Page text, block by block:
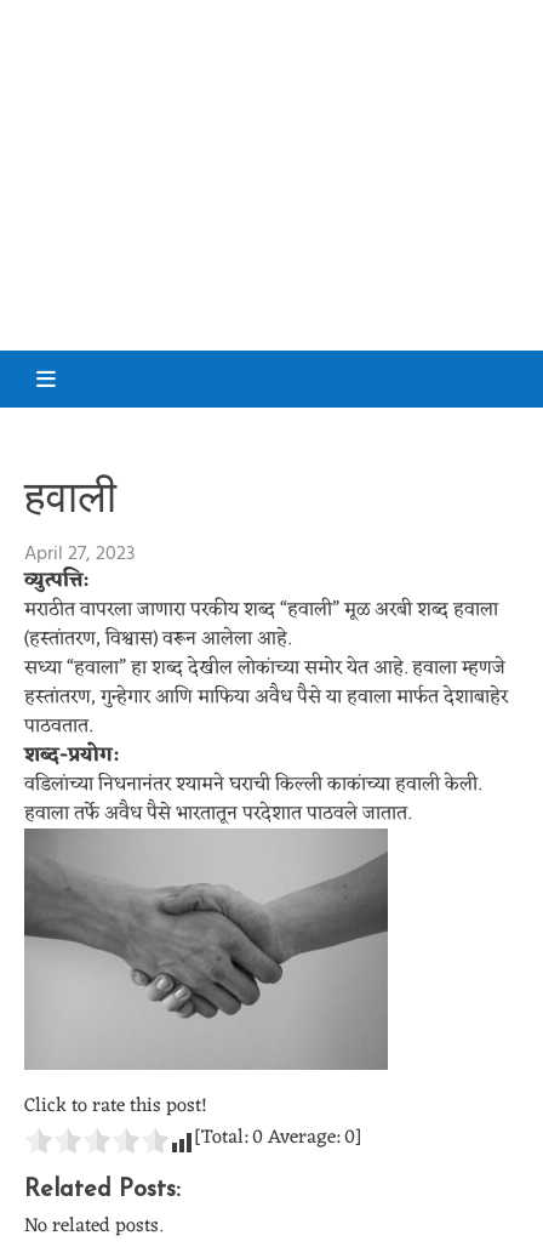
हवाली
April 27, 2023
व्युत्पत्ति:
मराठीत वापरला जाणारा परकीय शब्द “हवाली” मूळ अरबी शब्द हवाला
(हस्तांतरण, विश्वास) वरून आलेला आहे.
सध्या “हवाला” हा शब्द देखील लोकांच्या समोर येत आहे. हवाला म्हणजे
हस्तांतरण, गुन्हेगार आणि माफिया अवैध पैसे या हवाला मार्फत देशाबाहेर
पाठवतात.
शब्द-प्रयोग:
वडिलांच्या निधनानंतर श्यामने घराची किल्ली काकांच्या हवाली केली.
हवाला तर्फे अवैध पैसे भारतातून परदेशात पाठवले जातात.
Click to rate this post!
[Total:0Average:0]
Related Posts:
No related posts.